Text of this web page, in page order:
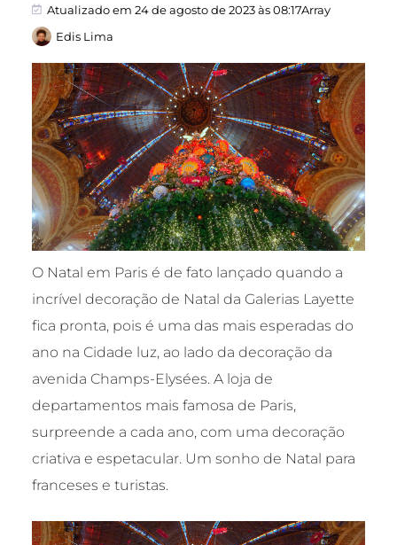
Atualizado em 24 de agosto de 2023 às 08:17Array
Edis Lima
O Natal em Paris é de fato lançado quando a
incrível decoração de Natal da Galerias Layette
fica pronta, pois é uma das mais esperadas do
ano na Cidade luz, ao lado da decoração da
avenida Champs-Elysées. A loja de
departamentos mais famosa de Paris,
surpreende a cada ano, com uma decoração
criativa e espetacular. Um sonho de Natal para
franceses e turistas.